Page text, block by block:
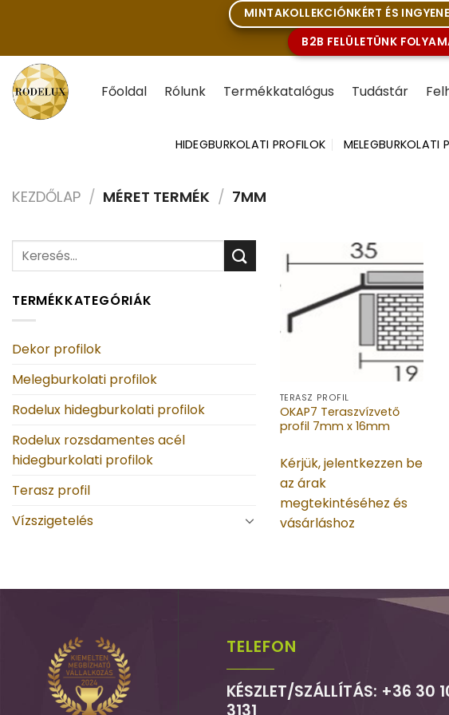
MINTAKOLLEKCIÓNKÉRT ÉS
B2B FELÜLETÜNK
Főoldal Rólunk Termékkatalógus Tudástár
HIDEGBURKOLATI PROFILOK MELEGBURKOLATI
KEZDŐLAP / MÉRET TERMÉK / 7MM
Keresés
a
TERMÉKKATEGÓRIÁK
Dekor profilok
Melegburkolati profilok
Rodelux hidegburkolati profilok
Rodelux rozsdamentes acél
hidegburkolati profilok
Terasz profil
Vízszigetelés
TERASZ PROFIL
OKAP7 Teraszvízvető
profil 7mm x 16mm
Kérjük, jelentkezzen be
az árak
megtekintéséhez és
vásárláshoz
TELEFON
KÉSZLET/SZÁLLÍTÁS: +36 30